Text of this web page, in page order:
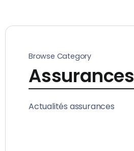
Browse Category
Assurances
Actualités assurances